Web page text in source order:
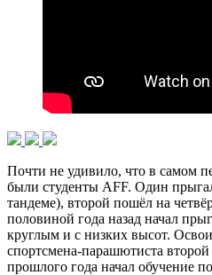
Почти не удивило, что в самом
были студенты AFF. Один
тандеме), второй пошёл на
половиной года назад начал
круглым и с низких высот.
спортсмена-парашютиста
прошлого года начал обучение